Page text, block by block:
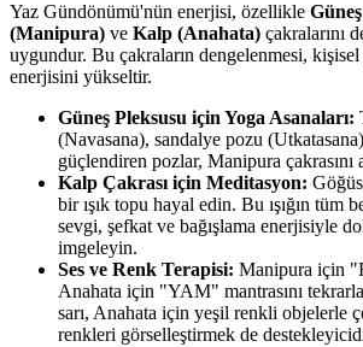
Yaz Gündönümü'nün enerjisi, özellikle
(Manipura) ve Kalp (Anahata) çakralarını
uygundur. Bu çakraların dengelenmesi, kişisel
enerjisini yükseltir.
Güneş Pleksusu için Yoga Asanaları:
(Navasana), sandalye pozu
güçlendiren pozlar, Manipura çakrasını
Kalp Çakrası için Meditasyon:
bir ışık topu hayal edin. Bu ışığın tüm
sevgi, şefkat ve bağışlama enerjisiyle
imgeleyin.
Ses ve Renk Terapisi: Manipura için
Anahata için "YAM" mantrasını
sarı, Anahata için yeşil renkli objelerle
renkleri görselleştirmek de